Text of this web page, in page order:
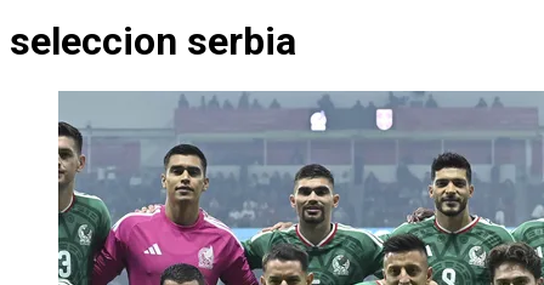
seleccion serbia